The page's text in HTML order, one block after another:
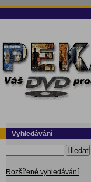
Vyhledávání
Hledat
Rozšířené vyhledávání